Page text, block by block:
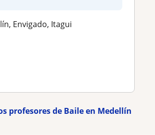
Envigado, Itagui
profesores de Baile en Medellín